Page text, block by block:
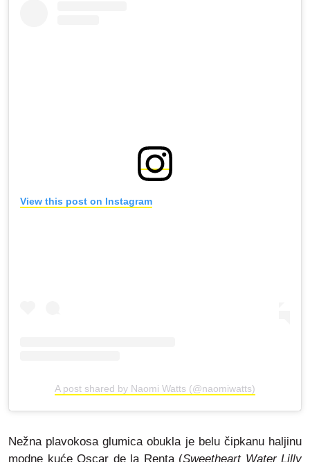
View this post on Instagram
A post shared by Naomi Watts (@naomiwatts)
Nežna plavokosa glumica obukla je belu čipkanu haljinu
modne kuće Oscar de la Renta (Sweetheart Water Lilly